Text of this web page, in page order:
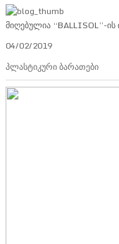
მიღებულია “BALLISOL”-
04/02/2019
პლასტიკური ბარათები